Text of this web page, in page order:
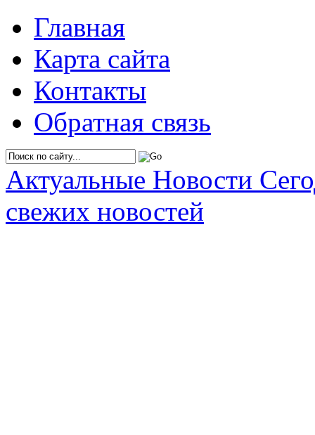
Главная
Карта сайта
Контакты
Обратная связь
Актуальные Новости
свежих новостей